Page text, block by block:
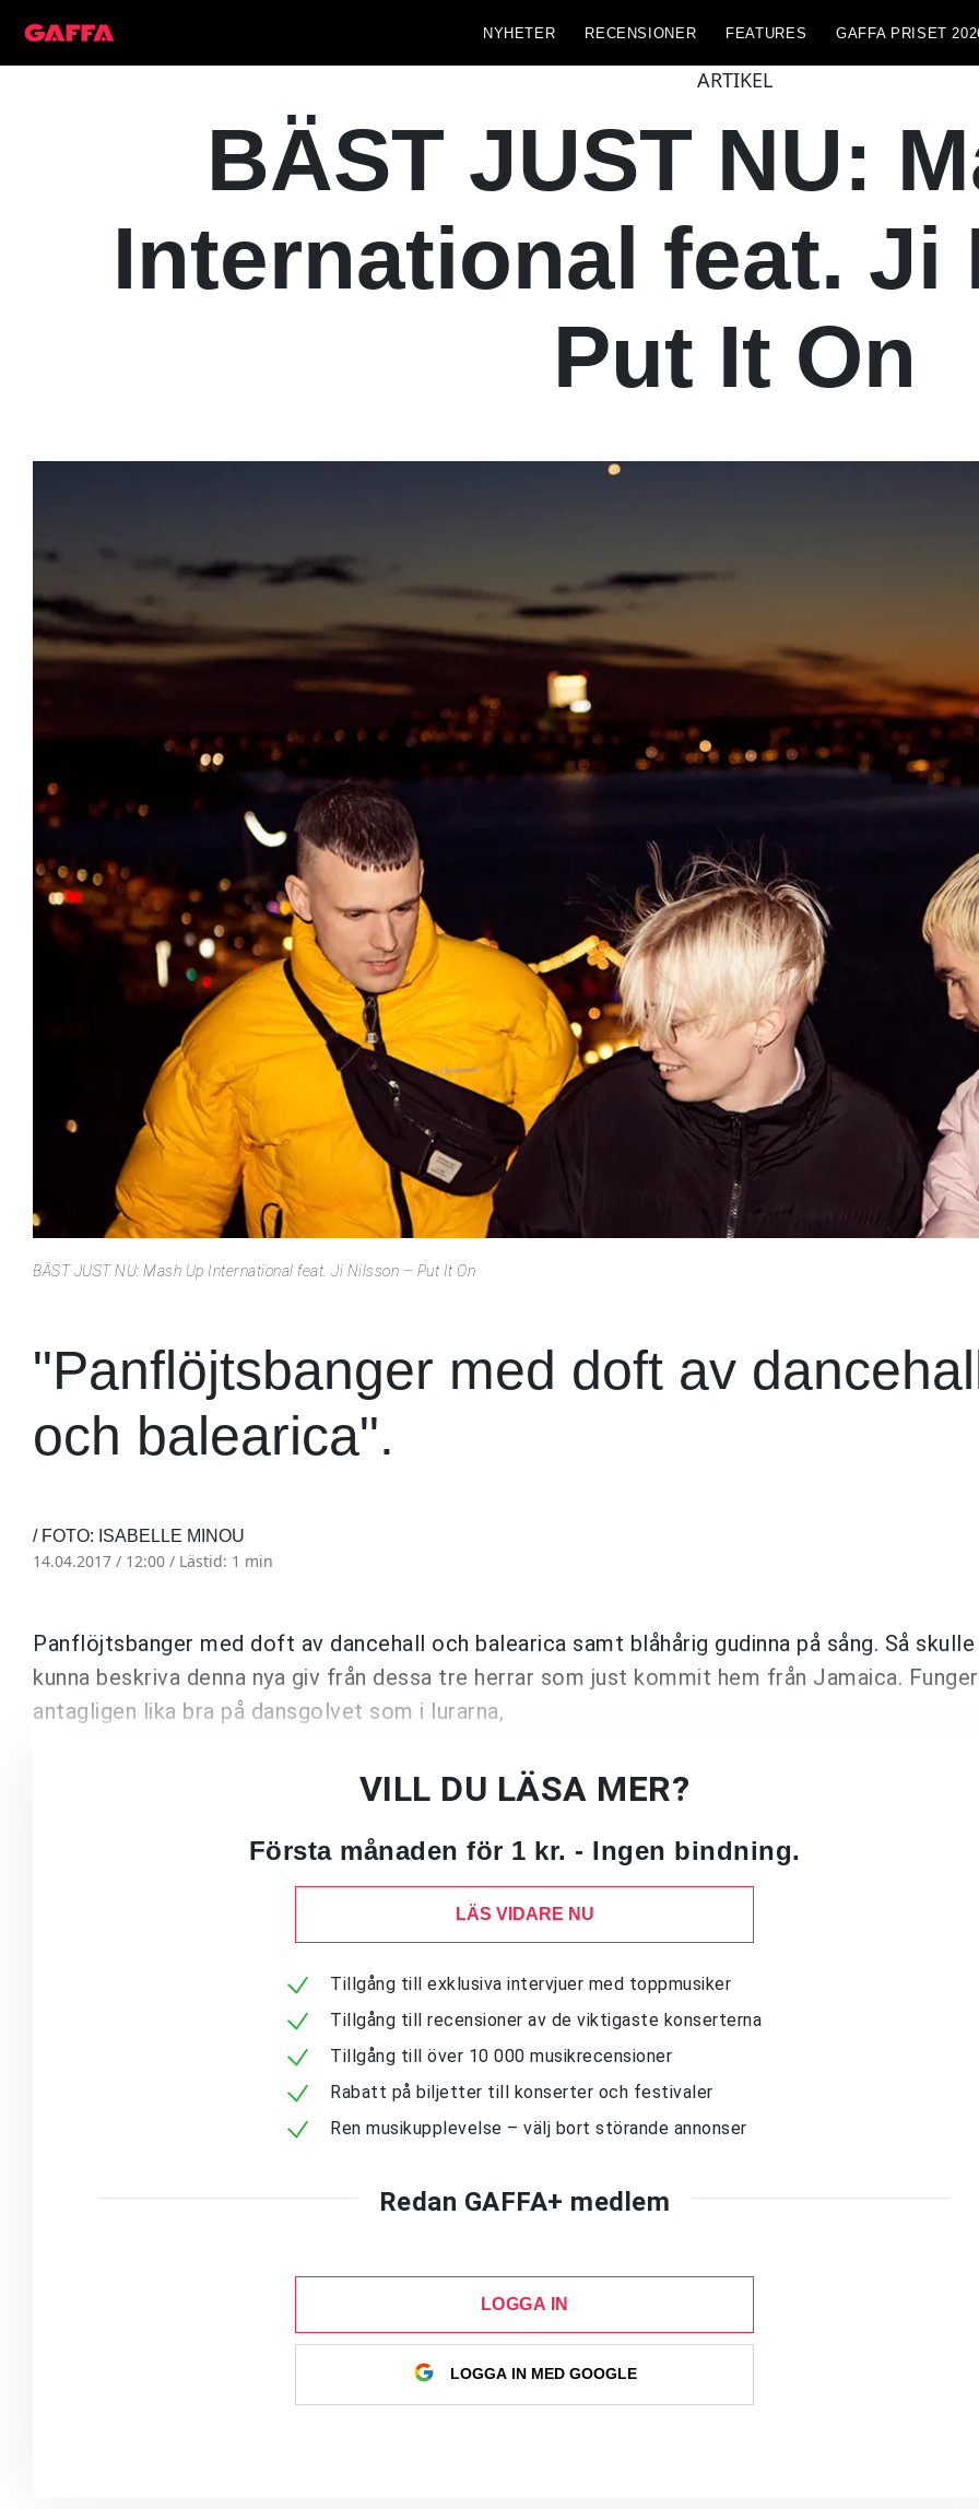
NYHETER RECENSIONER FEATURES GAFFA PRISET
ARTIKEL
BÄST JUST NU:
International feat. Ji
Put It On
BÄST JUST NU: Mash Up International feat. Ji Nilsson – Put It On
"Panflöjtsbanger med doft av
och balearica".
/ FOTO: ISABELLE MINOU
14.04.2017 / 12:00 / Lästid: 1 min
Panflöjtsbanger med doft av dancehall och balearica samt blåhårig gudinna på sång. Så
kunna beskriva denna nya giv från dessa tre herrar som just kommit hem från Jamaica.
antagligen lika bra på dansgolvet som i lurarna,
VILL DU LÄSA MER?
Första månaden för 1 kr. - Ingen bindning.
LÄS VIDARE NU
Tillgång till exklusiva intervjuer med toppmusiker
Tillgång till recensioner av de viktigaste konserterna
Tillgång till över 10 000 musikrecensioner
Rabatt på biljetter till konserter och festivaler
Ren musikupplevelse – välj bort störande annonser
Redan GAFFA+ medlem
LOGGA IN
LOGGA IN MED GOOGLE